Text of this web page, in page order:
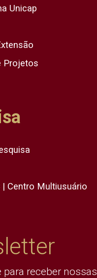
Unicap
Projetos
| Centro Multiusuário
para receber nossas